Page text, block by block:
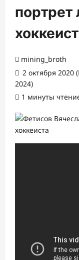
портрет
mining_broth
2 октября 2020
2024)
1 минуты